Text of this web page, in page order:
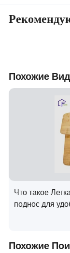
Доста
ДД/DDP
Профиль
Мы
безопасные
проектах вы
диапазон для
безграничной
В ECO
волосами
благодаря
Похожие
Что такое
поднос для
Похожие